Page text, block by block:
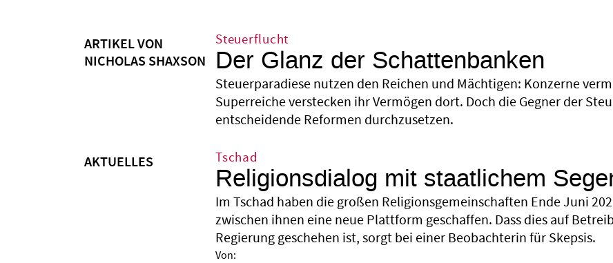
ARTIKEL VON
NICHOLAS SHAXSON
Steuerflucht
Der Glanz der Schattenbanken
Steuerparadiese nutzen den Reichen und Mächtigen: Konzerne
Superreiche verstecken ihr Vermögen dort. Doch die Gegner der
entscheidende Reformen durchzusetzen.
AKTUELLES Tschad
Religionsdialog mit staatlichem
Im Tschad haben die großen Religionsgemeinschaften Ende Juni
zwischen ihnen eine neue Plattform geschaffen. Dass dies auf
Regierung geschehen ist, sorgt bei einer Beobachterin für Skepsis.
Von: